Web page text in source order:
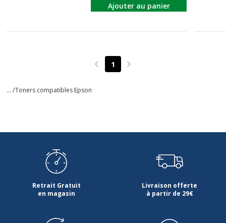
Ajouter au panier
Page précédente
1 Page suivante
... /Toners compatibles Epson
Retrait Gratuit
en magasin
Livraison offerte
à partir de 29€